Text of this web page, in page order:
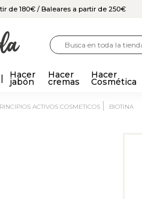
de 180€ / Baleares a partir de 250€
Hacer
jabón
Hacer
cremas
Hacer
Cosmética
ACTIVOS COSMETICOS BIOTINA